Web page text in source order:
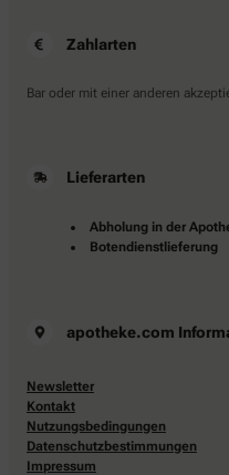
Zahlarten
Bar oder mit einer anderen
Lieferarten
Abholung in der
Botendienstlieferung
apotheke.com
Newsletter
Kontakt
Nutzungsbedingungen
Datenschutzbestimmungen
Impressum